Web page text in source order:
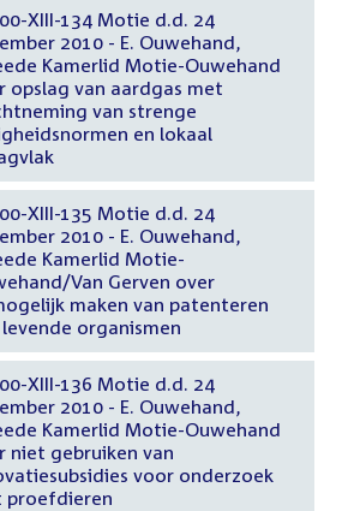
XIII-134 Motie d.d. 24
2010 - E. Ouwehand,
Kamerlid Motie-Ouwehand
opslag van aardgas met
van strenge
en lokaal
XIII-135 Motie d.d. 24
2010 - E. Ouwehand,
Kamerlid Motie-
Van Gerven over
maken van patenteren
organismen
XIII-136 Motie d.d. 24
2010 - E. Ouwehand,
Kamerlid Motie-Ouwehand
niet gebruiken van
voor onderzoek
proefdieren